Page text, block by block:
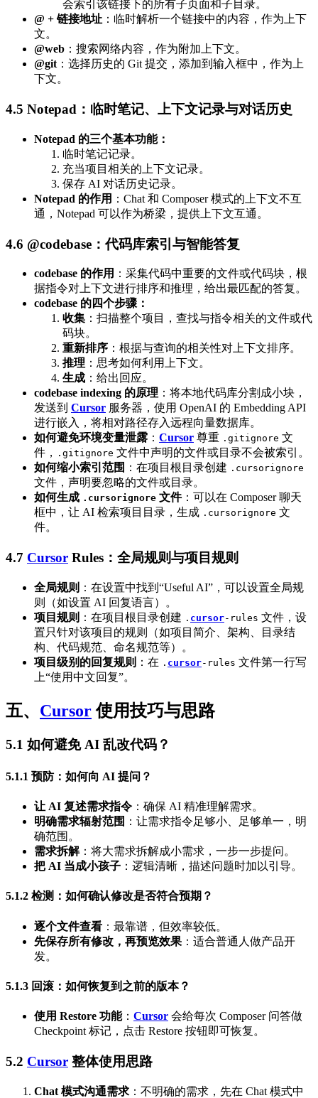
会索引该链接下的所有子页面和子目录。
@ + 链接地址 ：临时解析一个链接中的内容，作为上下
文。
@web ：搜索网络内容，作为附加上下文。
@git ：选择历史的 Git 提交，添加到输入框中，作为上
下文。
4.5 Notepad：临时笔记、上下文记录与对话历史
Notepad 的三个基本功能：
临时笔记记录。
充当项目相关的上下文记录。
保存 AI 对话历史记录。
Notepad 的作用 ：Chat 和 Composer 模式的上下文不互
通，Notepad 可以作为桥梁，提供上下文互通。
4.6 @codebase：代码库索引与智能答复
codebase 的作用 ：采集代码中重要的文件或代码块，根
据指令对上下文进行排序和推理，给出最匹配的答复。
codebase 的四个步骤：
收集 ：扫描整个项目，查找与指令相关的文件或代
码块。
重新排序 ：根据与查询的相关性对上下文排序。
推理 ：思考如何利用上下文。
生成 ：给出回应。
codebase indexing 的原理 ：将本地代码库分割成小块，
发送到 Cursor 服务器，使用 OpenAI 的 Embedding API
进行嵌入，将相对路径存入远程向量数据库。
如何避免环境变量泄露 ： Cursor 尊重 .gitignore 文
件，
.gitignore 文件中声明的文件或目录不会被索引。
如何缩小索引范围 ：在项目根目录创建 .cursorignore
文件，声明要忽略的文件或目录。
如何生成 .cursorignore 文件：可以在 Composer 聊天
框中，让 AI 检索项目目录，生成 .cursorignore 文
件。
4.7 Cursor Rules：全局规则与项目规则
全局规则 ：在设置中找到“Useful AI”，可以设置全局规
则（如设置 AI 回复语言）。
项目规则 ：在项目根目录创建 . cursor-rules 文件，设
置只针对该项目的规则（如项目简介、架构、目录结
构、代码规范、命名规范等）。
项目级别的回复规则 ：在 . cursor-rules 文件第一行写
上“使用中文回复”。
五、 Cursor使用技巧与思路
5.1 如何避免 AI 乱改代码？
5.1.1 预防：如何向 AI 提问？
让 AI 复述需求指令 ：确保 AI 精准理解需求。
明确需求辐射范围 ：让需求指令足够小、足够单一，明
确范围。
需求拆解：将大需求拆解成小需求，一步一步提问。
把 AI 当成小孩子 ：逻辑清晰，描述问题时加以引导。
5.1.2 检测：如何确认修改是否符合预期？
逐个文件查看 ：最靠谱，但效率较低。
先保存所有修改，再预览效果 ：适合普通人做产品开
发。
5.1.3 回滚：如何恢复到之前的版本？
使用 Restore 功能： Cursor 会给每次 Composer 问答做
Checkpoint 标记，点击 Restore 按钮即可恢复。
5.2 Cursor 整体使用思路
Chat 模式沟通需求 ：不明确的需求，先在 Chat 模式中